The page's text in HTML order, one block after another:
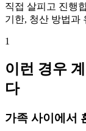
직접 살피고 진행
기한, 청산 방법과
1
이런 경우
다
가족 사이에서